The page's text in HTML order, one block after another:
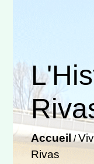
Accueil/
Rivas